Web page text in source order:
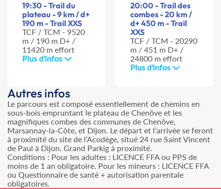
19:30 - Trail du
plateau - 9 km / d+
190 m - Trail XXS
TCF / TCM - 9520
m / 190 m D+ /
11420 m effort
Plus d'infos
20:00 - Trail des
combes - 20 km /
d+ 450 m - Trail
XXS
TCF / TCM - 20290
m / 451 m D+ /
24800 m effort
Plus d'infos
Autres infos
Le parcours est composé essentiellement de chemins en
sous-bois empruntant le plateau de Chenôve et les
magnifiques combes des communes de Chenôve,
Marsannay-la-Côte, et Dijon. Le départ et l’arrivée se feront
à proximité du site de l’Acodège, situé 24 rue Saint Vincent
de Paul à Dijon. Grand Parkig à proximité.
Conditions : Pour les adultes : LICENCE FFA ou PPS de
moins de 1 an obligatoire. Pour les mineurs : LICENCE FFA
ou Questionnaire de santé + autorisation parentale
obligatoires.